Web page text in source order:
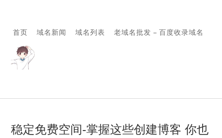
首页 域名新闻 域名列表 老域名批发 – 百度收录域名
稳定免费空间-掌握这些创建博客 你也